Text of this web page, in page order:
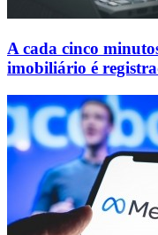
A cada cinco
imobiliário é